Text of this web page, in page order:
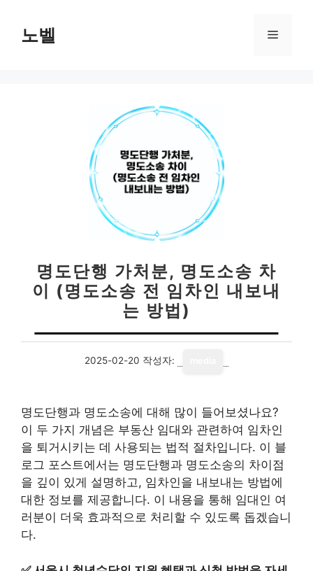
노벨 메
명도단행 가처분, 명도소송 차
이 (명도소송 전 임차인 내보내
는 방법)
2025-02-20 작성자:
명도단행과 명도소송에 대해 많이 들어보셨나요?
이 두 가지 개념은 부동산 임대와 관련하여 임차인
을 퇴거시키는 데 사용되는 법적 절차입니다. 이 블
로그 포스트에서는 명도단행과 명도소송의 차이점
을 깊이 있게 설명하고, 임차인을 내보내는 방법에
대한 정보를 제공합니다. 이 내용을 통해 임대인 여
러분이 더욱 효과적으로 처리할 수 있도록 돕겠습니
다.